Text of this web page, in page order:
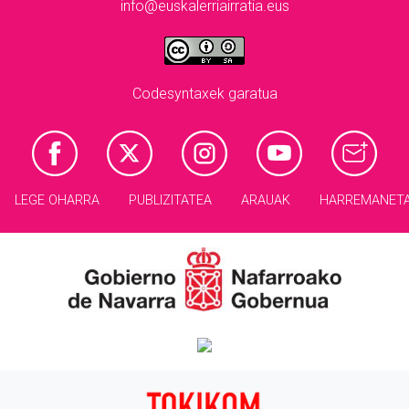
info@euskalerriairratia.eus
Codesyntaxek garatua
LEGE OHARRA PUBLIZITATEA ARAUAK